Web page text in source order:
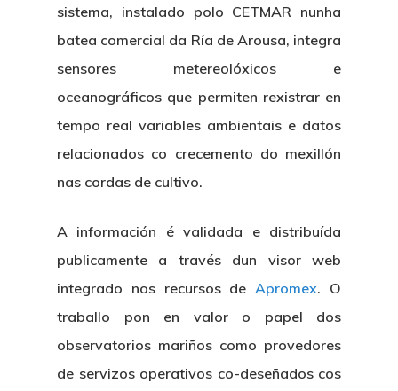
sistema, instalado polo CETMAR nunha
batea comercial da Ría de Arousa, integra
sensores metereolóxicos e
oceanográficos que permiten rexistrar en
tempo real variables ambientais e datos
relacionados co crecemento do mexillón
nas cordas de cultivo.
A información é validada e distribuída
publicamente a través dun visor web
integrado nos recursos deApromex. O
traballo pon en valor o papel dos
observatorios mariños como provedores
de servizos operativos co-deseñados cos